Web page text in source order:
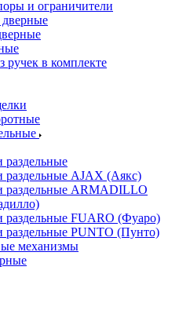
и ограничители
ручек в комплекте
раздельные
раздельные AJAX (Аякс)
раздельные ARMADILLO
раздельные FUARO (Фуаро)
раздельные PUNTO (Пунто)
механизмы